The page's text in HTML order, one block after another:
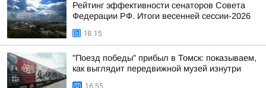
Рейтинг эффективности сенаторов Совета
Федерации РФ. Итоги весенней сессии-2026
18:15
"Поезд победы" прибыл в Томск: показываем,
как выглядит передвижной музей изнутри
16:55